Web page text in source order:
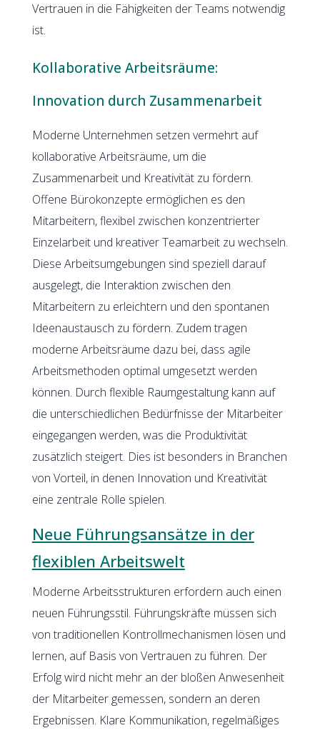
Vertrauen in die Fähigkeiten der Teams notwendig
ist.
Kollaborative Arbeitsräume:
Innovation durch Zusammenarbeit
Moderne Unternehmen setzen vermehrt auf
kollaborative Arbeitsräume, um die
Zusammenarbeit und Kreativität zu fördern.
Offene Bürokonzepte ermöglichen es den
Mitarbeitern, flexibel zwischen konzentrierter
Einzelarbeit und kreativer Teamarbeit zu wechseln.
Diese Arbeitsumgebungen sind speziell darauf
ausgelegt, die Interaktion zwischen den
Mitarbeitern zu erleichtern und den spontanen
Ideenaustausch zu fördern. Zudem tragen
moderne Arbeitsräume dazu bei, dass agile
Arbeitsmethoden optimal umgesetzt werden
können. Durch flexible Raumgestaltung kann auf
die unterschiedlichen Bedürfnisse der Mitarbeiter
eingegangen werden, was die Produktivität
zusätzlich steigert. Dies ist besonders in Branchen
von Vorteil, in denen Innovation und Kreativität
eine zentrale Rolle spielen.
Neue Führungsansätze in der
flexiblen Arbeitswelt
Moderne Arbeitsstrukturen erfordern auch einen
neuen Führungsstil. Führungskräfte müssen sich
von traditionellen Kontrollmechanismen lösen und
lernen, auf Basis von Vertrauen zu führen. Der
Erfolg wird nicht mehr an der bloßen Anwesenheit
der Mitarbeiter gemessen, sondern an deren
Ergebnissen. Klare Kommunikation, regelmäßiges